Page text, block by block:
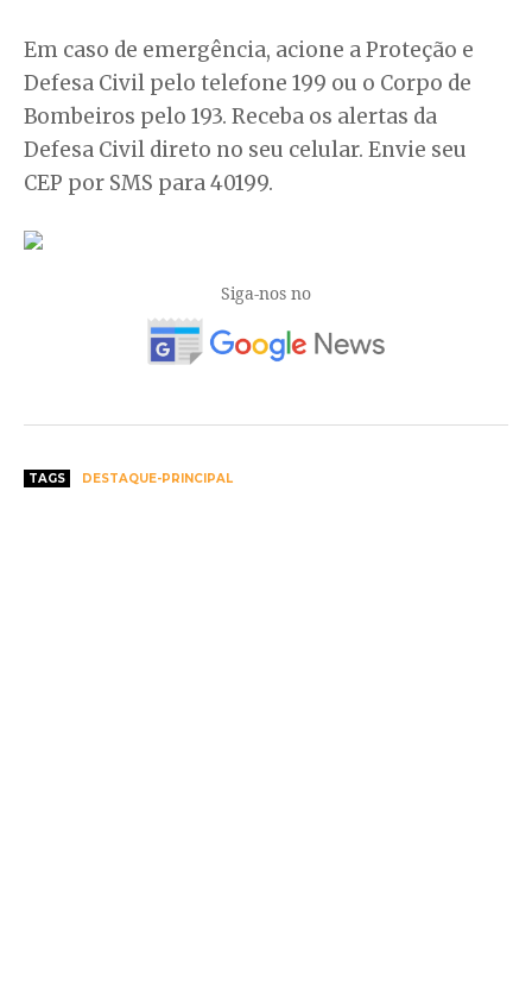
Em caso de emergência, acione a Proteção e
Defesa Civil pelo telefone 199 ou o Corpo de
Bombeiros pelo 193. Receba os alertas da
Defesa Civil direto no seu celular. Envie seu
CEP por SMS para 40199.
Siga-nos no
TAGS DESTAQUE-PRINCIPAL